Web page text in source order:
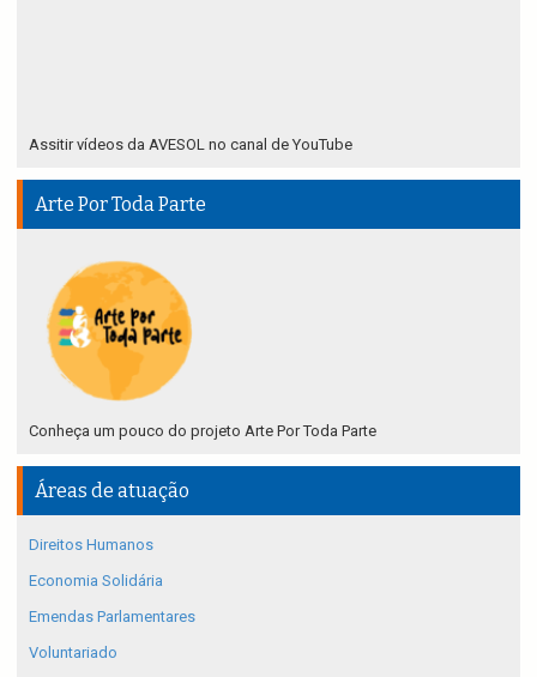
Assitir vídeos da AVESOL no canal de YouTube
Arte Por Toda Parte
Conheça um pouco do projeto Arte Por Toda Parte
Áreas de atuação
Direitos Humanos
Economia Solidária
Emendas Parlamentares
Voluntariado